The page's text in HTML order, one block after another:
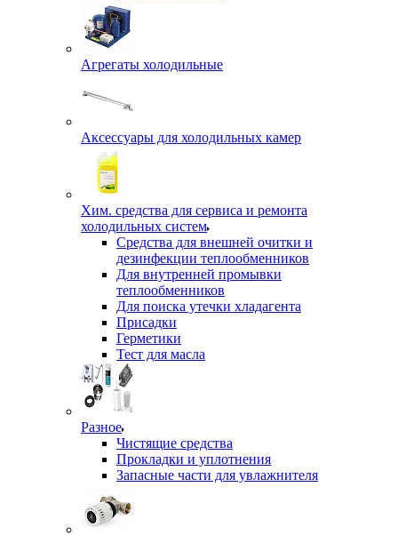
Агрегаты холодильные
Аксессуары для холодильных камер
Хим. средства для сервиса и ремонта
холодильных систем
Средства для внешней очитки и
дезинфекции теплообменников
Для внутренней промывки
теплообменников
Для поиска утечки хладагента
Присадки
Герметики
Тест для масла
Разное
Чистящие средства
Прокладки и уплотнения
Запасные части для увлажнителя